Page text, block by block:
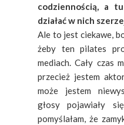
codziennością, a
działać w nich
Ale to jest ciekawe,
żeby ten pilates
mediach. Cały czas
przecież jestem
może jestem
głosy pojawiały
pomyślałam, że